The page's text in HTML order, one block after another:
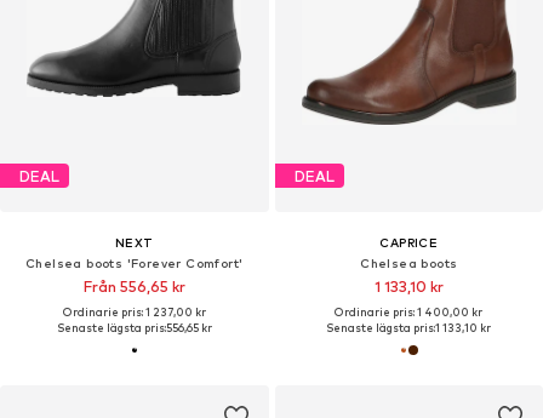
DEAL
NEXT
Chelsea boots 'Forever Comfort'
Från 556,65 kr
Ordinarie pris: 1 237,00 kr
Senaste lägsta pris:556,65 kr
DEAL
CAPRICE
Chelsea boots
1 133,10 kr
Ordinarie pris: 1 400,00 kr
Senaste lägsta pris:1 133,10 kr